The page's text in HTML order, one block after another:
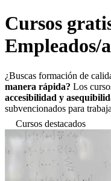
Cursos
Empleados/
¿Buscas formación de
manera rápida? Los
accesibilidad y
subvencionados para
Cursos destacados